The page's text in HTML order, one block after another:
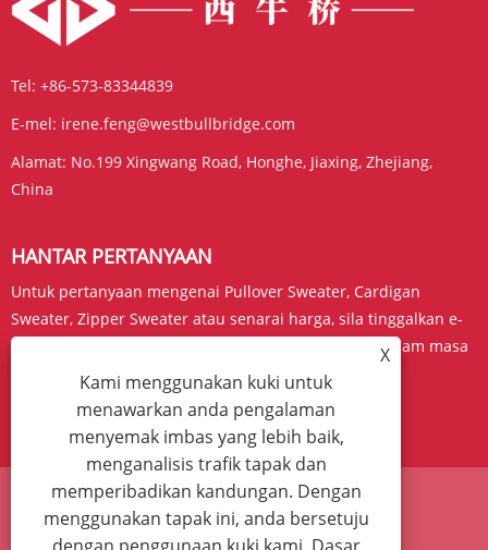
Tel: +86-573-83344839
E-mel: irene.feng@westbullbridge.com
Alamat: No.199 Xingwang Road, Honghe, Jiaxing, Zhejiang,
China
HANTAR PERTANYAAN
Untuk pertanyaan mengenai Pullover Sweater, Cardigan
Sweater, Zipper Sweater atau senarai harga, sila tinggalkan e-
mel anda kepada kami dan kami akan berhubung dalam masa
PERTANYAAN SEKARANG
Links Sitemap RSS XML Dasar Privasi
X
Kami menggunakan kuki untuk
menawarkan anda pengalaman
menyemak imbas yang lebih baik,
menganalisis trafik tapak dan
memperibadikan kandungan. Dengan
menggunakan tapak ini, anda bersetuju